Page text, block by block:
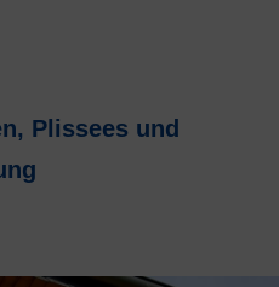
Plissees und